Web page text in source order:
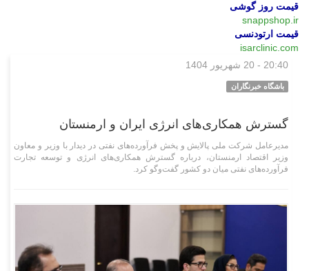
قیمت روز گوشی
snappshop.ir
قیمت ارتودنسی
isarclinic.com
20:40 - 20 شهریور 1404
باشگاه خبرنگاران
گسترش همکاری‌های انرژی ایران و ارمنستان
مدیرعامل شرکت ملی پالایش و پخش فرآورده‌های نفتی در دیدار با وزیر و معاون
وزیر اقتصاد ارمنستان، درباره گسترش همکاری‌های انرژی و توسعه تجارت
فرآورده‌های نفتی میان دو کشور گفت‌و‌گو کرد.